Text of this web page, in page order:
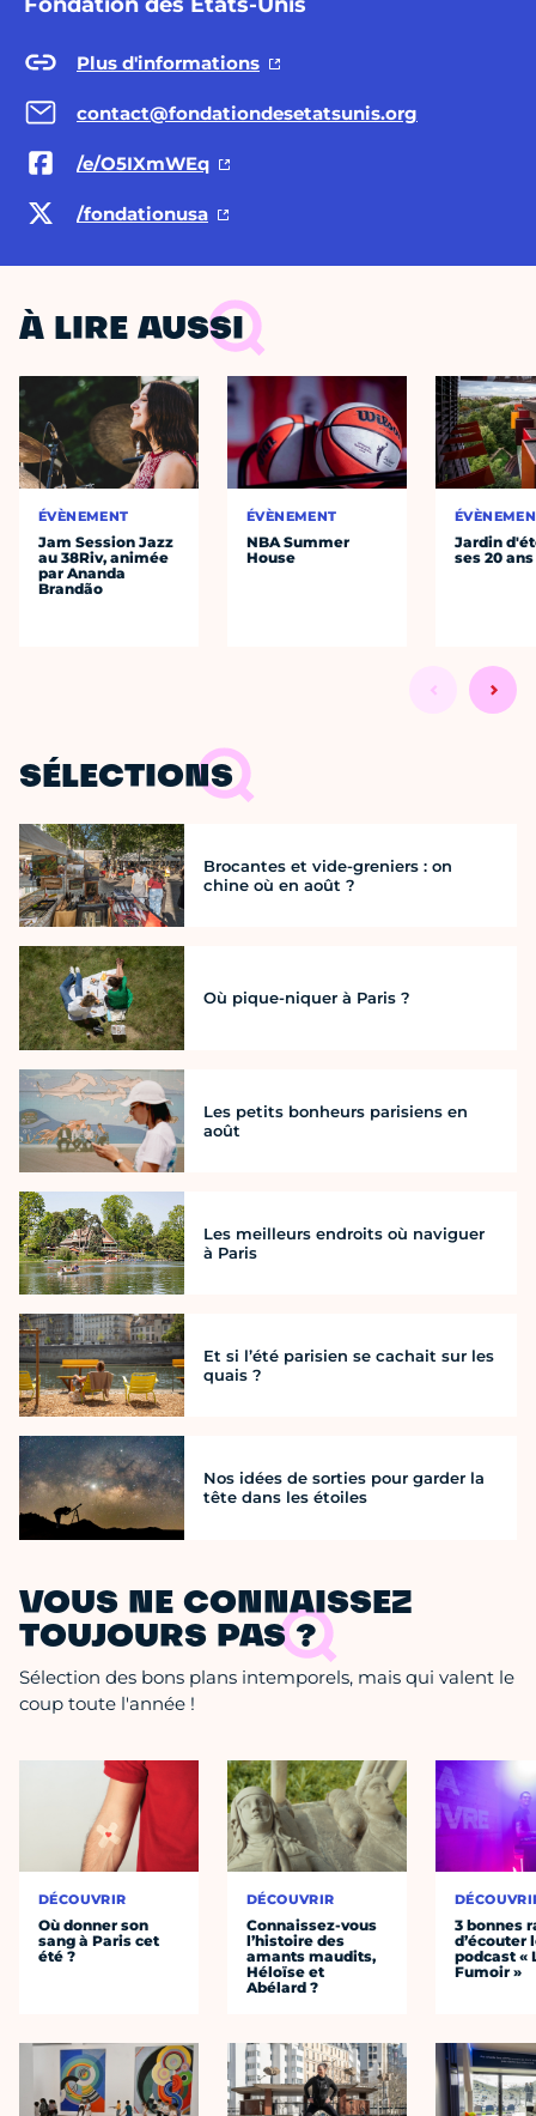
Plus d'informations
contact@fondationdesetatsunis.org
/e/O5IXmWEq
/fondationusa
À LIRE AUSSI
ÉVÈNEMENT
Jam Session Jazz
au 38Riv, animée
par Ananda
Brandão
ÉVÈNEMENT
NBA Summer
House
Jardin
ses 20 ans
SÉLECTIONS
Brocantes et vide-greniers : on
chine où en août ?
Où pique-niquer à Paris ?
Les petits bonheurs parisiens en
août
Les meilleurs endroits où naviguer
à Paris
Et si l’été parisien se cachait sur les
quais ?
Nos idées de sorties pour garder la
tête dans les étoiles
VOUS NE CONNAISSEZ
TOUJOURS PAS ?
Sélection des bons plans intemporels, mais qui valent le
coup toute l'année !
DÉCOUVRIR
Où donner son
sang à Paris cet
été ?
DÉCOUVRIR
Connaissez-vous
l’histoire des
amants maudits,
Héloïse et
Abélard ?
3 bonnes
d’écouter
podcast «
Fumoir »